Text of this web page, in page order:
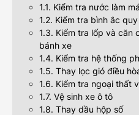
1.1. Kiểm tra nước làm
1.2. Kiểm tra bình ắc quy
1.3. Kiểm tra lốp và căn
bánh xe
1.4. Kiểm tra hệ thống
1.5. Thay lọc gió điều
1.6. Kiểm tra ngoại thất
1.7. Vệ sinh xe ô tô
1.8. Thay dầu hộp số